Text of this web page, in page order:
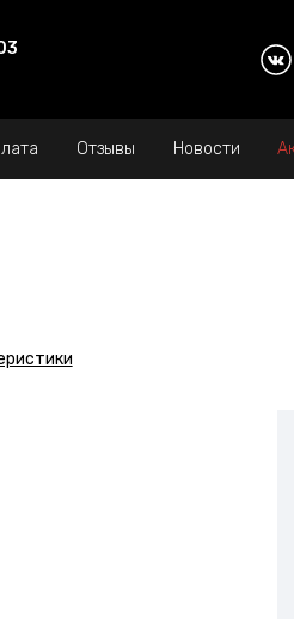
Отзывы Новости